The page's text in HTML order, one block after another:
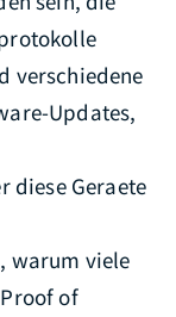
verschiedene
Updates,
diese Geraete
warum viele
of